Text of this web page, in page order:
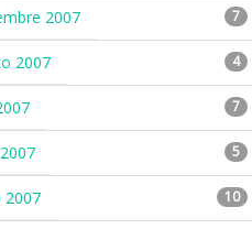
2007 7
2007 4
7
5
2007 10